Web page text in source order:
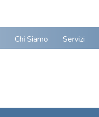
Chi Siamo Servizi